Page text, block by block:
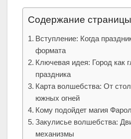
Содержание страницы
Вступление: Когда
формата
Ключевая идея: Город как
праздника
Карта волшебства: От
южных огней
Кому подойдет магия
Закулисье волшебства:
механизмы